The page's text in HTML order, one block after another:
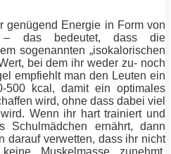
genügend Energie in Form von
– das bedeutet, dass die
sogenannten „isokalorischen
bei dem ihr weder zu- noch
empfiehlt man den Leuten ein
500 kcal, damit ein optimales
wird, ohne dass dabei viel
Wenn ihr hart trainiert und
ernährt, dann
darauf verwetten, dass ihr nicht
Muskelmasse zunehmt,